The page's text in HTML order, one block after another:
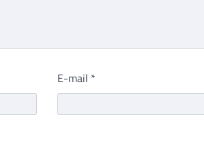
E-mail *